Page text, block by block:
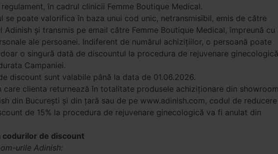
în cadrul clinicii Femme Boutique Medical.
se poate valorifica în baza unui cod unic, netransmisibil, emis de către
Adinish și transmis pe email către Femme Boutique Medical, împreună cu
ale persoanei. Indiferent de numărul achizițiilor, o persoană poate
o singură dată de discountul la procedura de rejuvenare
Campaniei.
discount sunt valabile până la data de 01.06.2026.
care clienta returnează în totalitate produsele achiziționare din
din București și din țară sau de pe www.adinish.com, codul de reducere
de 15% la procedura de rejuvenare ginecologică va fi anulat din
codurilor de discount
urile Adinish: